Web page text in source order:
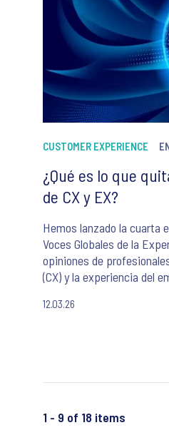
CUSTOMER EXPERIENCE
¿Qué es lo que
de CX y EX?
Hemos lanzado la cuarta
Voces Globales de la
opiniones de
(CX) y la experiencia del
la experiencia, identifica
12.03.26
1 - 9 of 18 items